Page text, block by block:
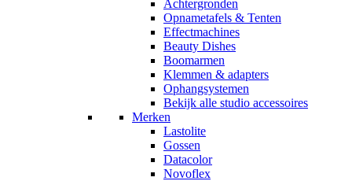
Achtergronden
Opnametafels & Tenten
Effectmachines
Beauty Dishes
Boomarmen
Klemmen & adapters
Ophangsystemen
Bekijk alle studio accessoires
Merken
Lastolite
Gossen
Datacolor
Novoflex